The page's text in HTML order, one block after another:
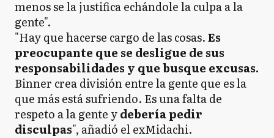
menos se la justifica echándole la culpa a la
gente".
"Hay que hacerse cargo de las cosas.Es
preocupante que se desligue de sus
responsabilidades y que busque excusas.
Binner crea división entre la gente que es la
que más está sufriendo. Es una falta de
respeto a la gente ydebería pedir
disculpas", añadió el exMidachi.